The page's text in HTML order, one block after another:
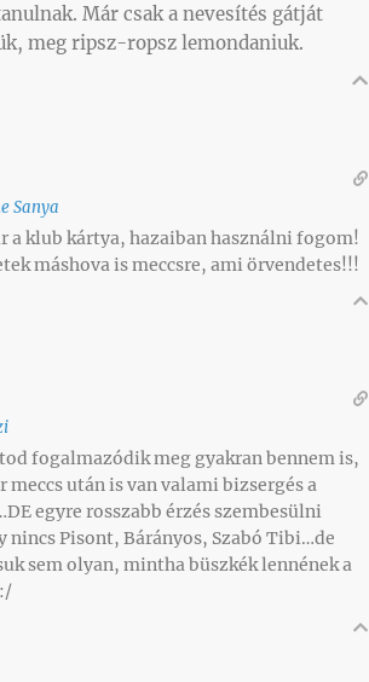
Már csak a nevesítés gátját
meg ripsz-ropsz lemondaniuk.
Sanya
a klub kártya, hazaiban használni fogom!
máshova is meccsre, ami örvendetes!!!
fogalmazódik meg gyakran bennem is,
meccs után is van valami bizsergés a
egyre rosszabb érzés szembesülni
nincs Pisont, Bárányos, Szabó Tibi…de
sem olyan, mintha büszkék lennének a